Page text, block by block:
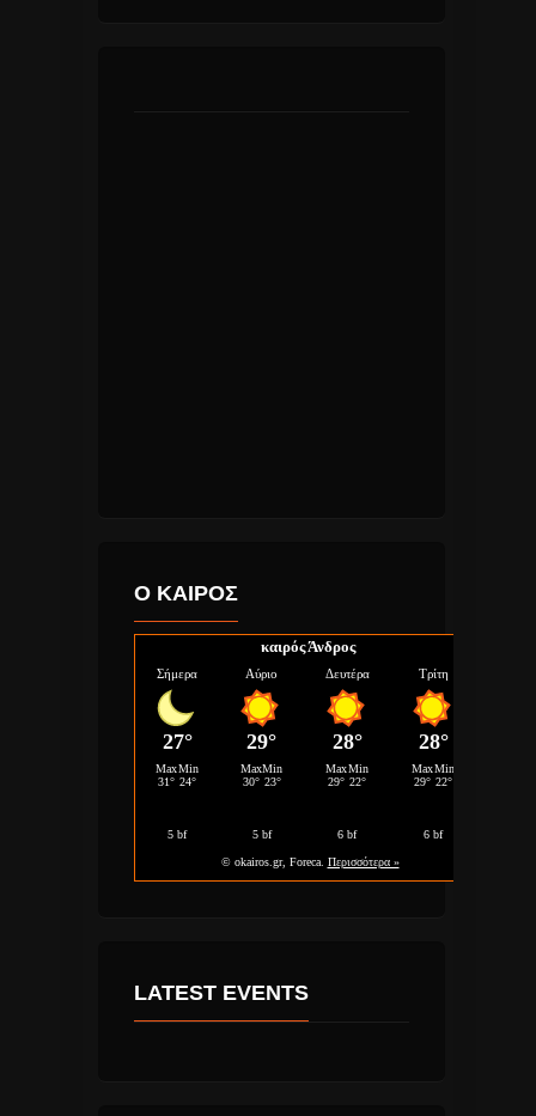
Ο ΚΑΙΡΟΣ
καιρός Άνδρος
LATEST EVENTS